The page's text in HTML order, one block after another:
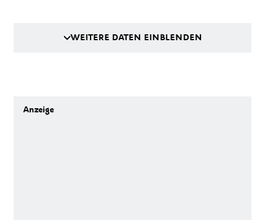
WEITERE DATEN EINBLENDEN